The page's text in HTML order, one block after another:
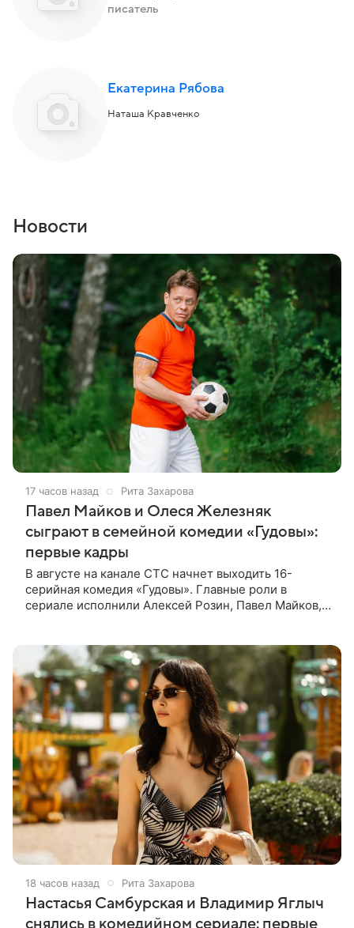
писатель
Екатерина Рябова
Наташа Кравченко
Новости
17 часов назад Рита Захарова
Павел Майков и Олеся Железняк
сыграют в семейной комедии «Гудовы»:
первые кадры
В августе на канале СТС начнет выходить 16-
серийная комедия «Гудовы». Главные роли в
сериале исполнили Алексей Розин, Павел Майков,
18 часов назад Рита Захарова
Настасья Самбурская и Владимир Яглыч
снялись в комедийном сериале: первые